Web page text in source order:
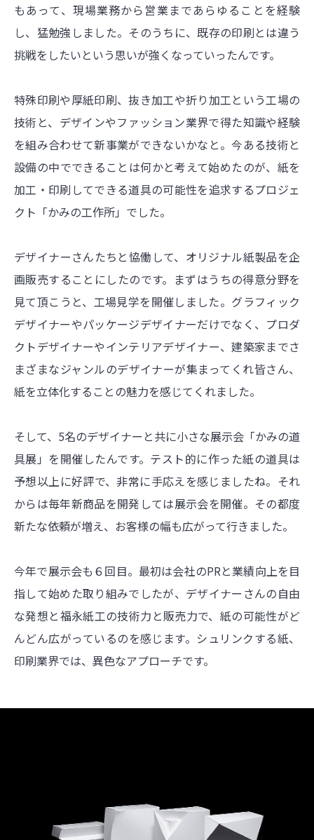
もあって、現場業務から営業まであらゆることを経験
し、猛勉強しました。そのうちに、既存の印刷とは違う
挑戦をしたいという思いが強くなっていったんです。
特殊印刷や厚紙印刷、抜き加工や折り加工という工場の
技術と、デザインやファッション業界で得た知識や経験
を組み合わせて新事業ができないかなと。今ある技術と
設備の中でできることは何かと考えて始めたのが、紙を
加工・印刷してできる道具の可能性を追求するプロジェ
クト「かみの工作所」でした。
デザイナーさんたちと恊働して、オリジナル紙製品を企
画販売することにしたのです。まずはうちの得意分野を
見て頂こうと、工場見学を開催しました。グラフィック
デザイナーやパッケージデザイナーだけでなく、プロダ
クトデザイナーやインテリアデザイナー、建築家までさ
まざまなジャンルのデザイナーが集まってくれ皆さん、
紙を立体化することの魅力を感じてくれました。
そして、5名のデザイナーと共に小さな展示会「かみの道
具展」を開催したんです。テスト的に作った紙の道具は
予想以上に好評で、非常に手応えを感じましたね。それ
からは毎年新商品を開発しては展示会を開催。その都度
新たな依頼が増え、お客様の幅も広がって行きました。
今年で展示会も６回目。最初は会社のPRと業績向上を目
指して始めた取り組みでしたが、デザイナーさんの自由
な発想と福永紙工の技術力と販売力で、紙の可能性がど
んどん広がっているのを感じます。シュリンクする紙、
印刷業界では、異色なアプローチです。